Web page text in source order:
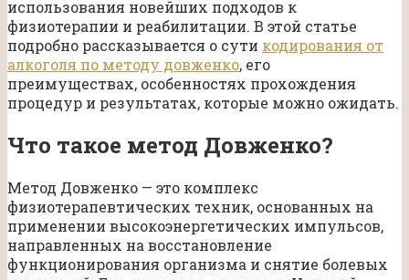
использования новейших подходов к
физиотерапии и реабилитации. В этой статье
подробно рассказывается о сути кодирования от
алкоголя по методу довженко, его
преимуществах, особенностях прохождения
процедур и результатах, которые можно ожидать.
Что такое метод Довженко?
Метод Довженко — это комплекс
физиотерапевтических техник, основанных на
применении высокоэнергетических импульсов,
направленных на восстановление
функционирования организма и снятие болевых